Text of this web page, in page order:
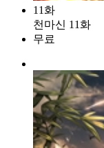
11화
천마신 11화
무료